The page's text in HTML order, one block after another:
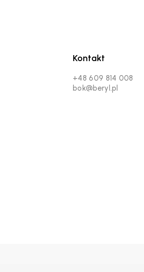
Kontakt
+48 609 814 008
bok@beryl.pl